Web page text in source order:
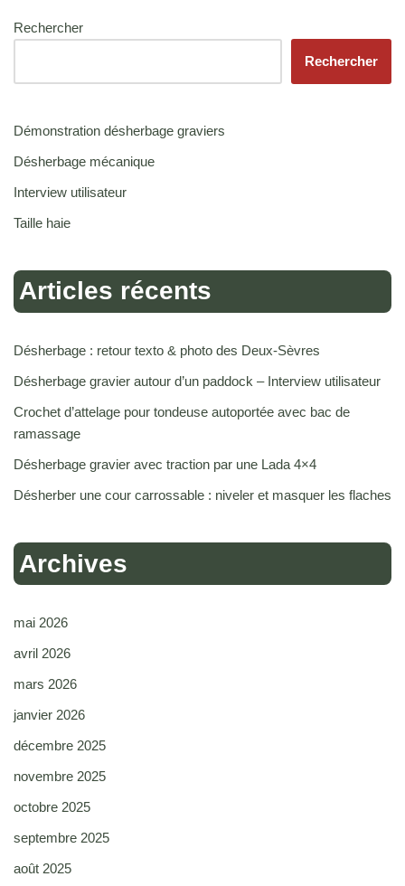
Rechercher
Rechercher
Démonstration désherbage graviers
Désherbage mécanique
Interview utilisateur
Taille haie
Articles récents
Désherbage : retour texto & photo des Deux-Sèvres
Désherbage gravier autour d’un paddock – Interview utilisateur
Crochet d’attelage pour tondeuse autoportée avec bac de
ramassage
Désherbage gravier avec traction par une Lada 4×4
Désherber une cour carrossable : niveler et masquer les flaches
Archives
mai 2026
avril 2026
mars 2026
janvier 2026
décembre 2025
novembre 2025
octobre 2025
septembre 2025
août 2025